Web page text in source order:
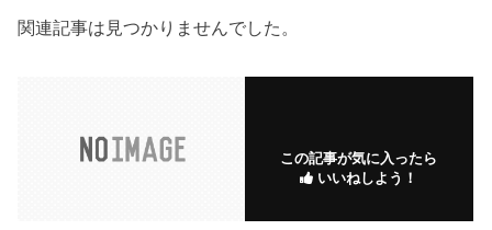
関連記事は見つかりませんでした。
この記事が気に入ったら
いいねしよう！